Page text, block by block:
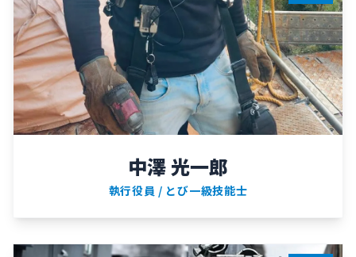
中澤 光一郎
執行役員 / とび一級技能士